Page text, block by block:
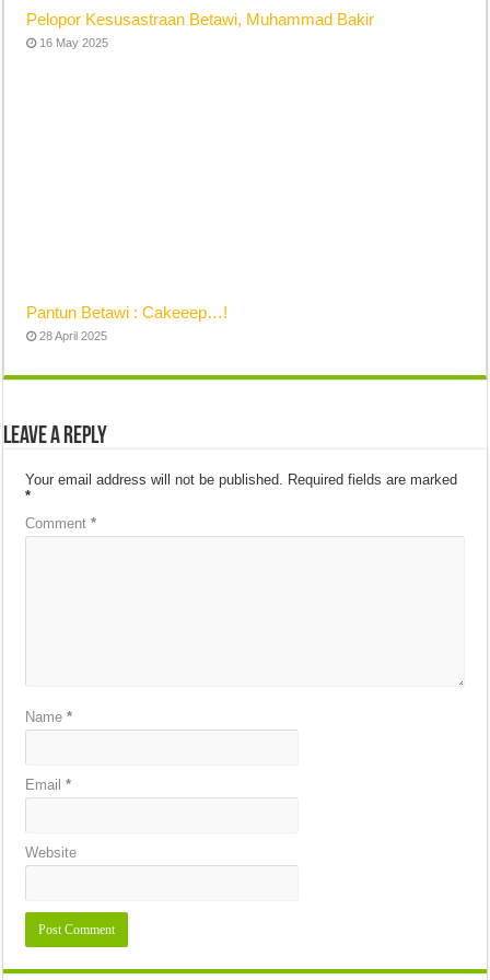
Pelopor Kesusastraan Betawi, Muhammad Bakir
16 May 2025
Pantun Betawi : Cakeeep…!
28 April 2025
Leave a Reply
Your email address will not be published. Required fields are marked
*
Comment*
Name*
Email*
Website